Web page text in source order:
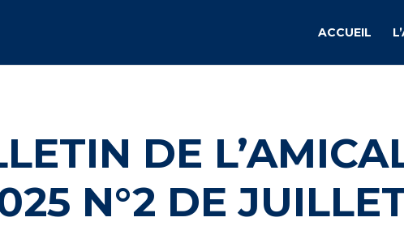
ACCUEIL
DE
N°2 DE